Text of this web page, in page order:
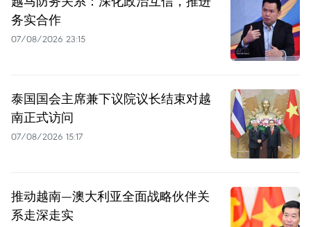
务实合作
07/08/2026 23:15
泰国国会主席兼下议院议长结束对越
南正式访问
07/08/2026 15:17
推动越南—澳大利亚全面战略伙伴关
系走深走实